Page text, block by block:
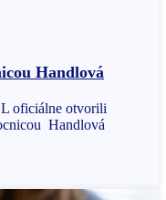
Handlová
oficiálne otvorili
Handlová